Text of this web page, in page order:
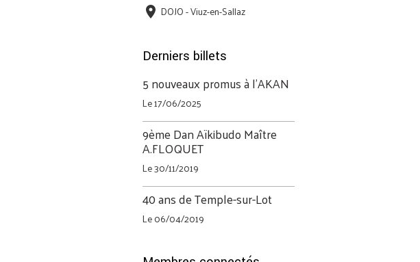
DOJO - Viuz-en-Sallaz
Derniers billets
5 nouveaux promus à l'AKAN
Le 17/06/2025
9ème Dan Aïkibudo Maître
A.FLOQUET
Le 30/11/2019
40 ans de Temple-sur-Lot
Le 06/04/2019